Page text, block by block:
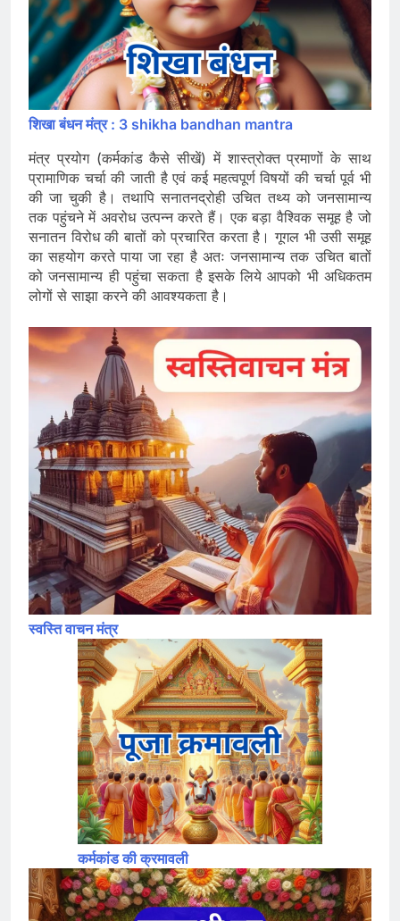
शिखा बंधन मंत्र : 3 shikha bandhan mantra
मंत्र प्रयोग (कर्मकांड कैसे सीखें) में शास्त्रोक्त प्रमाणों के साथ
प्रामाणिक चर्चा की जाती है एवं कई महत्वपूर्ण विषयों की चर्चा पूर्व भी
की जा चुकी है। तथापि सनातनद्रोही उचित तथ्य को जनसामान्य
तक पहुंचने में अवरोध उत्पन्न करते हैं। एक बड़ा वैश्विक समूह है जो
सनातन विरोध की बातों को प्रचारित करता है। गूगल भी उसी समूह
का सहयोग करते पाया जा रहा है अतः जनसामान्य तक उचित बातों
को जनसामान्य ही पहुंचा सकता है इसके लिये आपको भी अधिकतम
लोगों से साझा करने की आवश्यकता है।
स्वस्ति वाचन मंत्र
कर्मकांड की क्रमावली